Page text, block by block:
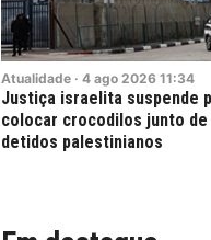
Atualidade · 4 ago 2026 11:34
Justiça israelita suspende
colocar crocodilos junto
detidos palestinianos